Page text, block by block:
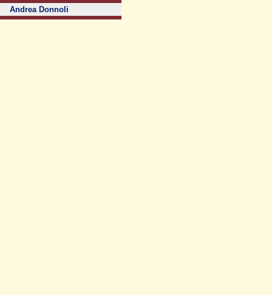
Andrea Donnoli